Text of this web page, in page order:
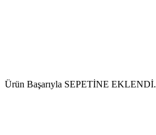
Ürün Başarıyla SEPETİNE EKLENDİ.